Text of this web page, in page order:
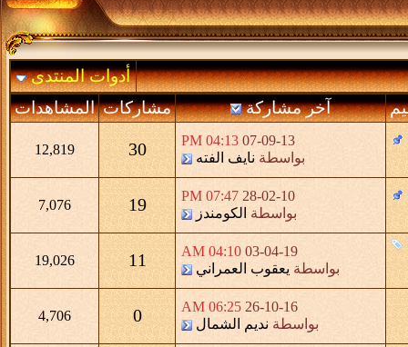
أدوات المنتدى
آخر مشاركة مشاركات المشاهدات
07-09-13
04:13 PM
بواسطة نايف الفته 30
12,819
28-02-10
07:47 PM
بواسطة الكومندز 19
7,076
03-04-19
04:10 AM
بواسطة يعقوب العمراني 11
19,026
26-10-16
06:25 AM
بواسطة نديم الشمال 0
4,706